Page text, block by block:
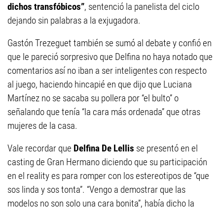
dichos transfóbicos”, sentenció la panelista del ciclo
dejando sin palabras a la exjugadora.
Gastón Trezeguet también se sumó al debate y confió en
que le pareció sorpresivo que Delfina no haya notado que
comentarios así no iban a ser inteligentes con respecto
al juego, haciendo hincapié en que dijo que Luciana
Martínez no se sacaba su pollera por “el bulto” o
señalando que tenía “la cara más ordenada” que otras
mujeres de la casa.
Vale recordar que Delfina De Lellis se presentó en el
casting de Gran Hermano diciendo que su participación
en el reality es para romper con los estereotipos de “que
sos linda y sos tonta”. “Vengo a demostrar que las
modelos no son solo una cara bonita”, había dicho la